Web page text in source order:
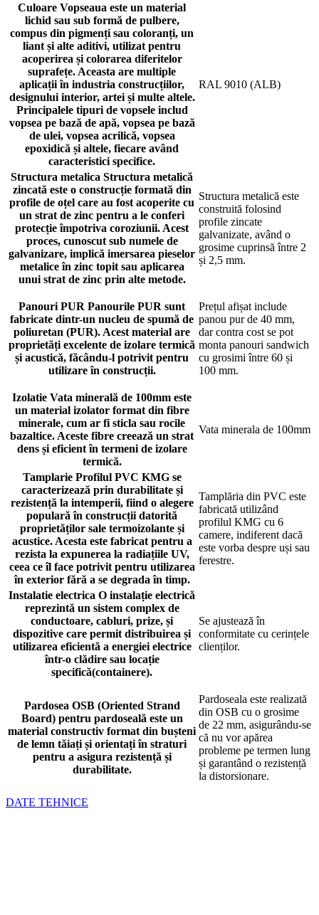
Culoare Vopseaua este un material
lichid sau sub formă de pulbere,
compus din pigmenți sau coloranți, un
liant și alte aditivi, utilizat pentru
acoperirea și colorarea diferitelor
suprafețe. Aceasta are multiple
aplicații în industria construcțiilor,
designului interior, artei și multe altele.
Principalele tipuri de vopsele includ
vopsea pe bază de apă, vopsea pe bază
de ulei, vopsea acrilică, vopsea
epoxidică și altele, fiecare având
caracteristici specifice.
RAL 9010 (ALB)
Structura metalica Structura metalică
zincată este o construcție formată din
profile de oțel care au fost acoperite cu
un strat de zinc pentru a le conferi
protecție împotriva coroziunii. Acest
proces, cunoscut sub numele de
galvanizare, implică imersarea pieselor
metalice în zinc topit sau aplicarea
unui strat de zinc prin alte metode.
Structura metalică este
construită folosind
profile zincate
galvanizate, având o
grosime cuprinsă între 2
și 2,5 mm.
Panouri PUR Panourile PUR sunt
fabricate dintr-un nucleu de spumă de
poliuretan (PUR). Acest material are
proprietăți excelente de izolare termică
și acustică, făcându-l potrivit pentru
utilizare în construcții.
Prețul afișat include
panou pur de 40 mm,
dar contra cost se pot
monta panouri sandwich
cu grosimi între 60 și
100 mm.
Izolatie Vata minerală de 100mm este
un material izolator format din fibre
minerale, cum ar fi sticla sau rocile
bazaltice. Aceste fibre creează un strat
dens și eficient în termeni de izolare
termică.
Vata minerala de 100mm
Tamplarie Profilul PVC KMG se
caracterizează prin durabilitate și
rezistență la intemperii, fiind o alegere
populară în construcții datorită
proprietăților sale termoizolante și
acustice. Acesta este fabricat pentru a
rezista la expunerea la radiațiile UV,
ceea ce îl face potrivit pentru utilizarea
în exterior fără a se degrada în timp.
Tamplăria din PVC este
fabricată utilizând
profilul KMG cu 6
camere, indiferent dacă
este vorba despre uși sau
ferestre.
Instalatie electrica O instalație electrică
reprezintă un sistem complex de
conductoare, cabluri, prize, și
dispozitive care permit distribuirea și
utilizarea eficientă a energiei electrice
într-o clădire sau locație
specifică(containere).
Se ajustează în
conformitate cu cerințele
clienților.
Pardosea OSB (Oriented Strand
Board) pentru pardoseală este un
material constructiv format din bușteni
de lemn tăiați și orientați în straturi
pentru a asigura rezistență și
durabilitate.
Pardoseala este realizată
din OSB cu o grosime
de 22 mm, asigurându-se
că nu vor apărea
probleme pe termen lung
și garantând o rezistență
la distorsionare.
DATE TEHNICE